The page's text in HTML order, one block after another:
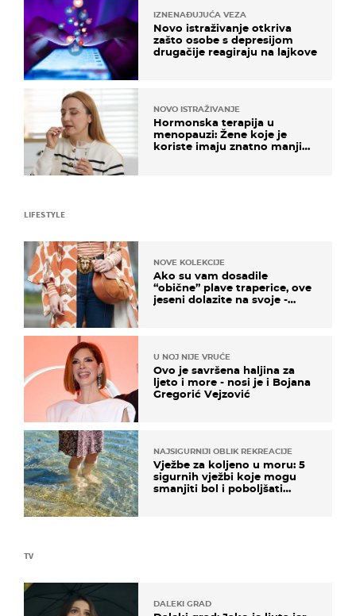
IZNENAĐUJUĆA VEZA
Novo istraživanje otkriva
zašto osobe s depresijom
drugačije reagiraju na lajkove
NOVO ISTRAŽIVANJE
Hormonska terapija u
menopauzi: Žene koje je
koriste imaju znatno manji
TV
DALEKI GRAD
LIFESTYLE
NOVE KOLEKCIJE
Ako su vam dosadile
“obične” plave traperice, ove
jeseni dolazite na svoje -
U NOJ NIJE VRUĆE
Ovo je savršena haljina za
ljeto i more - nosi je i Bojana
Gregorić Vejzović
NAJSIGURNIJI OBLIK REKREACIJE
Vježbe za koljeno u moru: 5
sigurnih vježbi koje mogu
smanjiti bol i poboljšati